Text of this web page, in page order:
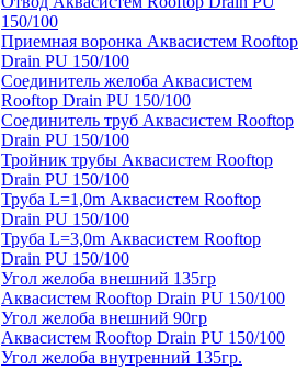
150/100
Приемная воронка Аквасистем Rooftop
Drain PU 150/100
Соединитель желоба Аквасистем
Rooftop Drain PU 150/100
Соединитель труб Аквасистем Rooftop
Drain PU 150/100
Тройник трубы Аквасистем Rooftop
Drain PU 150/100
Труба L=1,0m Аквасистем Rooftop
Drain PU 150/100
Труба L=3,0m Аквасистем Rooftop
Drain PU 150/100
Угол желоба внешний 135гр
Аквасистем Rooftop Drain PU 150/100
Угол желоба внешний 90гр
Аквасистем Rooftop Drain PU 150/100
Угол желоба внутренний 135гр.